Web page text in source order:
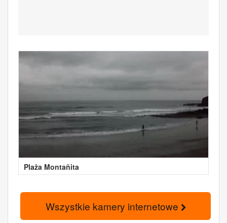
Plaża Montañita
Wszystkie kamery internetowe